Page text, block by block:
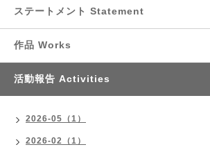
ステートメント Statement
作品 Works
活動報告 Activities
2026-05（1）
2026-02（1）